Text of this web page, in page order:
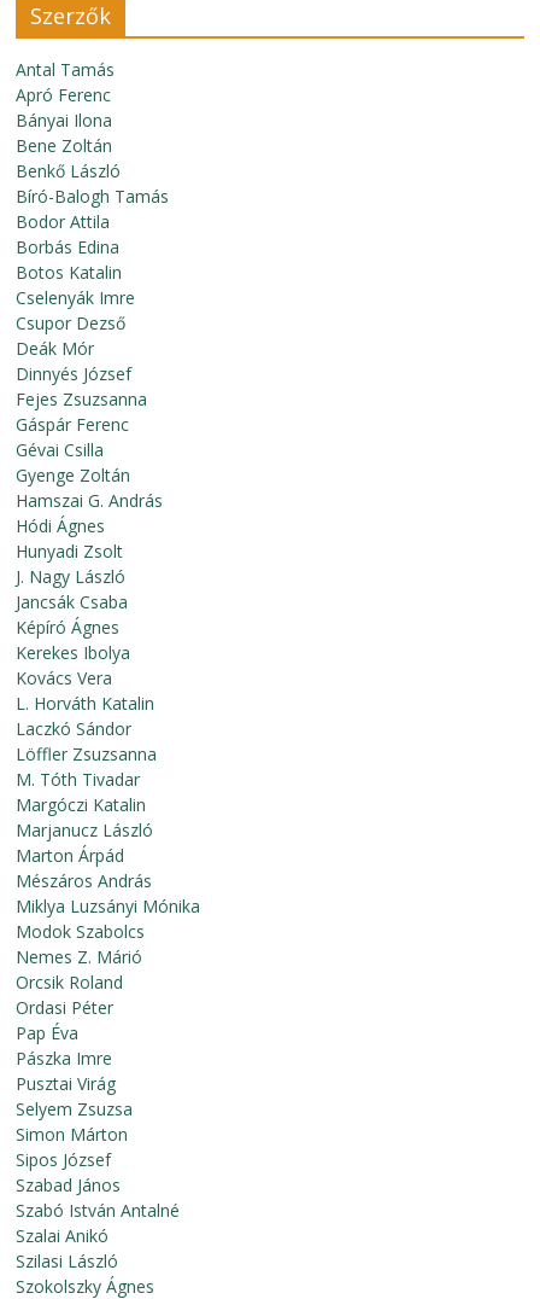
Szerzők
Antal Tamás
Apró Ferenc
Bányai Ilona
Bene Zoltán
Benkő László
Bíró-Balogh Tamás
Bodor Attila
Borbás Edina
Botos Katalin
Cselenyák Imre
Csupor Dezső
Deák Mór
Dinnyés József
Fejes Zsuzsanna
Gáspár Ferenc
Gévai Csilla
Gyenge Zoltán
Hamszai G. András
Hódi Ágnes
Hunyadi Zsolt
J. Nagy László
Jancsák Csaba
Képíró Ágnes
Kerekes Ibolya
Kovács Vera
L. Horváth Katalin
Laczkó Sándor
Löffler Zsuzsanna
M. Tóth Tivadar
Margóczi Katalin
Marjanucz László
Marton Árpád
Mészáros András
Miklya Luzsányi Mónika
Modok Szabolcs
Nemes Z. Márió
Orcsik Roland
Ordasi Péter
Pap Éva
Pászka Imre
Pusztai Virág
Selyem Zsuzsa
Simon Márton
Sipos József
Szabad János
Szabó István Antalné
Szalai Anikó
Szilasi László
Szokolszky Ágnes